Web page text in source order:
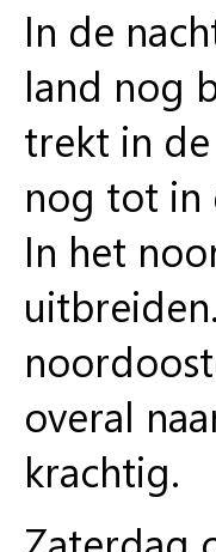
In de
land nog
trekt in
nog tot in
In het
overal
krachtig.